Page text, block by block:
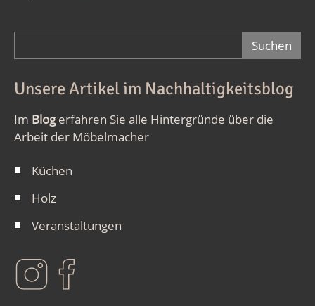
Unsere Artikel im Nachhaltigkeitsblog
Im Blogerfahren Sie alle Hintergründe über die
Arbeit der Möbelmacher
Küchen
Holz
Veranstaltungen